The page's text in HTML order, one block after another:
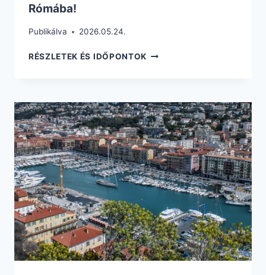
Rómába!
Publikálva 2026.05.24.
RÉSZLETEK ÉS IDŐPONTOK 11.009
REPÜLŐJEGY
RÓMÁBA!